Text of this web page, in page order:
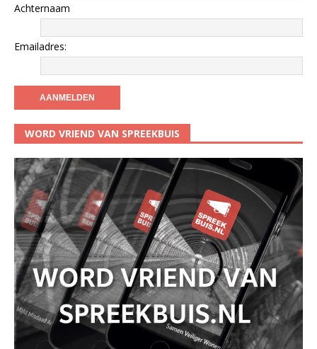
Achternaam
Emailadres:
WORD VRIEND VAN SPREEKBUIS